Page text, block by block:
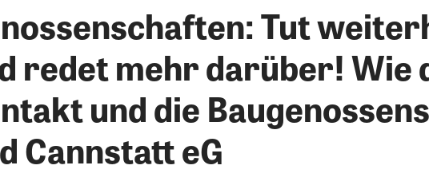
Tut
redet mehr darüber! Wie
und die
Cannstatt eG